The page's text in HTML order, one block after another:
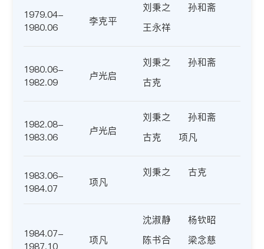
1979.04-
1980.06
李克平
刘秉之
孙和斋
王永祥
1980.06-
1982.09
卢光启
刘秉之
孙和斋
古克
1982.08-
1983.06
卢光启
刘秉之
孙和斋
古克
项凡
1983.06-
1984.07
项凡
刘秉之 古克
1984.07-
1987.10
项凡
沈淑静
杨钦昭
陈书合
梁念慈